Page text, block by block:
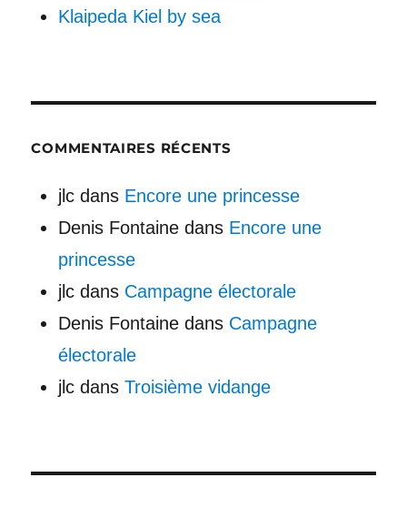
Klaipeda Kiel by sea
COMMENTAIRES RÉCENTS
jlc dans Encore une princesse
Denis Fontaine dans Encore une
princesse
jlc dans Campagne électorale
Denis Fontaine dans Campagne
électorale
jlc dans Troisième vidange